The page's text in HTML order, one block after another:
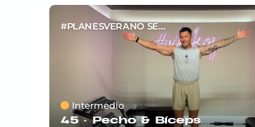
#PLANESVERANO SEM6
Intermedio
45 ·Pecho & Bíceps